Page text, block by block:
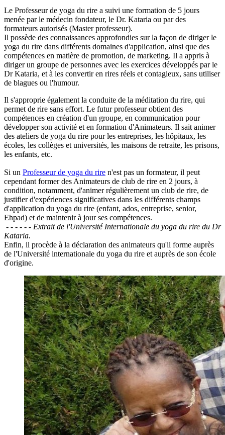
Le Professeur de yoga du rire a suivi une formation de 5 jours
menée par le médecin fondateur, le Dr. Kataria ou par des
formateurs autorisés (Master professeur).
Il possède des connaissances approfondies sur la façon de diriger le
yoga du rire dans différents domaines d'application, ainsi que des
compétences en matière de promotion, de marketing. Il a appris à
diriger un groupe de personnes avec les exercices développés par le
Dr Kataria, et à les convertir en rires réels et contagieux, sans utiliser
de blagues ou l'humour.
Il s'approprie également la conduite de la méditation du rire, qui
permet de rire sans effort. Le futur professeur obtient des
compétences en création d'un groupe, en communication pour
développer son activité et en formation d'Animateurs. Il sait animer
des ateliers de yoga du rire pour les entreprises, les hôpitaux, les
écoles, les collèges et universités, les maisons de retraite, les prisons,
les enfants, etc.
Si un Professeur de yoga du rire n'est pas un formateur, il peut
cependant former des Animateurs de club de rire en 2 jours, à
condition, notamment, d'animer régulièrement un club de rire, de
justifier d'expériences significatives dans les différents champs
d'application du yoga du rire (enfant, ados, entreprise, senior,
Ehpad) et de maintenir à jour ses compétences.
- - - - - - Extrait de l'Université Internationale du yoga du rire du Dr
Kataria.
Enfin, il procède à la déclaration des animateurs qu'il forme auprès
de l'Université internationale du yoga du rire et auprès de son école
d'origine.